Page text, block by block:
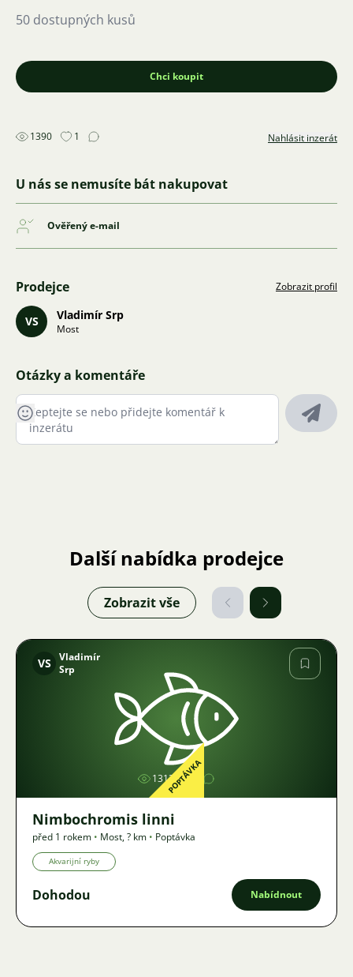
50 dostupných kusů
Chci koupit
1390 1 Nahlásit inzerát
U nás se nemusíte bát nakupovat
Ověřený e-mail
Prodejce Zobrazit profil
VS Vladimír Srp
Most
Otázky a komentáře
Další nabídka prodejce
Zobrazit vše
Obrázek
VS
Vladimír
Srp
1313POPTÁVKA
Nimbochromis linni
před 1 rokem • Most,? km • Poptávka
Akvarijní ryby
Dohodou Nabídnout